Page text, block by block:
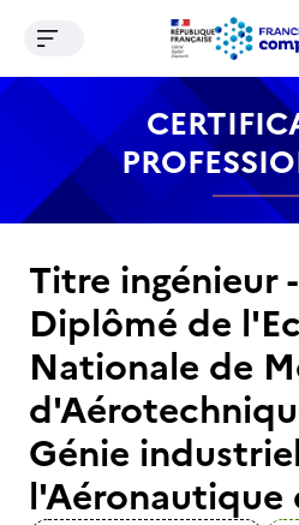
Contenu Recherche
Ouvrir le menu de
Titre ingénieur
Diplômé de
Nationale de
Génie
l'Aéronautique